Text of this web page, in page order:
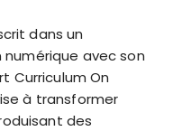
dans un
avec son
Curriculum On
à transformer
des